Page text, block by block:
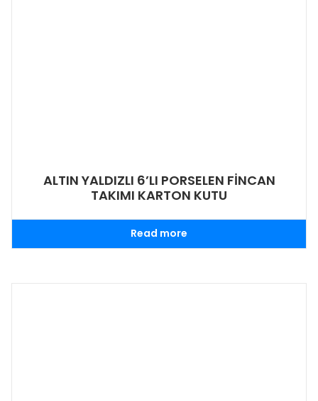
ALTIN YALDIZLI 6’LI PORSELEN FİNCAN
TAKIMI KARTON KUTU
Read more